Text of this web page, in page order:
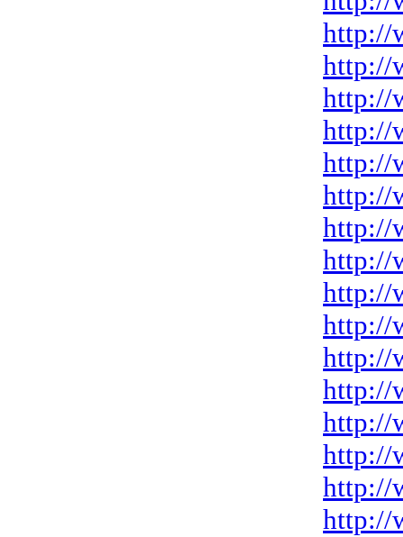
http://
http://
http://
http://
http://
http://
http://
http://
http://
http://
http://
http://
http://
http://
http://
http://